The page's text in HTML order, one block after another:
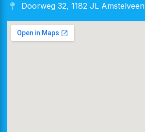
Doorweg 32, 1182 JL Amstelveen